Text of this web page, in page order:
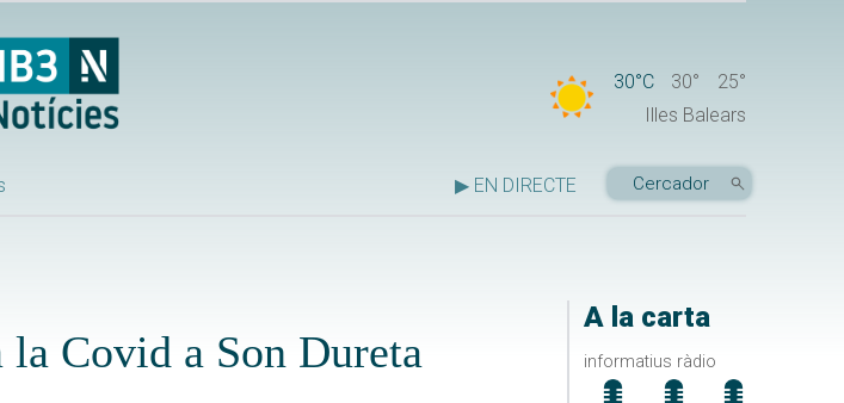
30°C 30°
25°
Illes Balears
▶ EN DIRECTE
A la carta
informatius ràdio
la Covid a Son Dureta